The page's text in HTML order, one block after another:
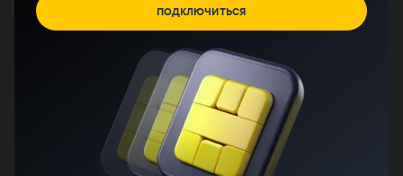
подключиться